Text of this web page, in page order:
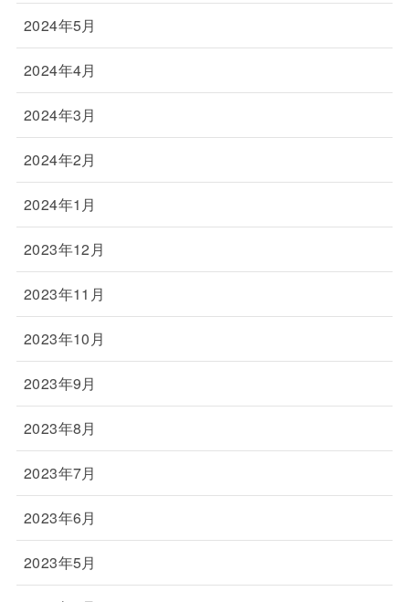
2024年5月
2024年4月
2024年3月
2024年2月
2024年1月
2023年12月
2023年11月
2023年10月
2023年9月
2023年8月
2023年7月
2023年6月
2023年5月